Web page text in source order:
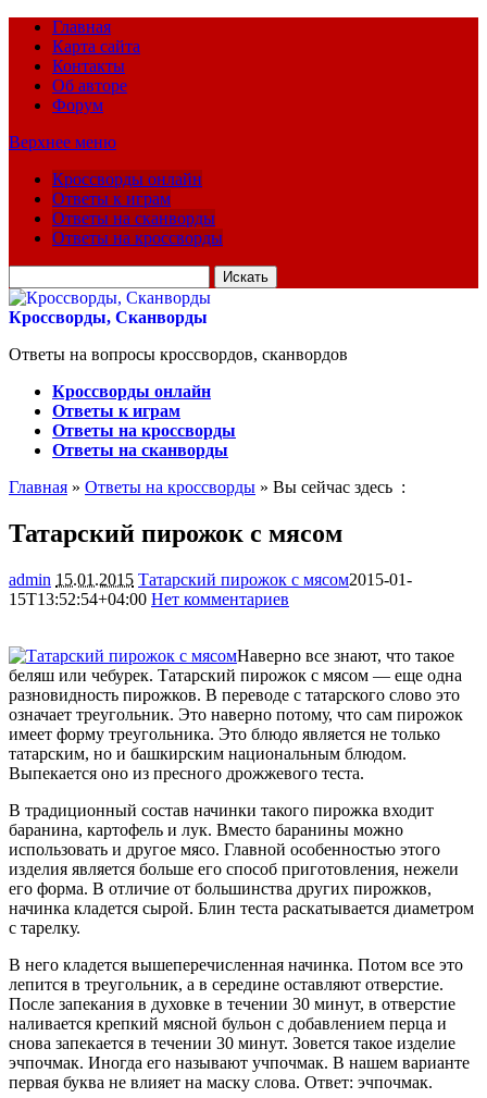
Главная
Карта сайта
Контакты
Об авторе
Форум
Верхнее меню
Кроссворды онлайн
Ответы к играм
Ответы на сканворды
Ответы на кроссворды
для:
Кроссворды, Сканворды
Ответы на вопросы кроссвордов, сканвордов
Кроссворды онлайн
Ответы к играм
Ответы на кроссворды
Ответы на сканворды
Главная » Ответы на кроссворды » Вы сейчас здесь :
Татарский пирожок с мясом
admin 15.01.2015 Татарский пирожок с мясом2015-01-
15T13:52:54+04:00 Нет комментариев
Наверно все знают, что такое
беляш или чебурек. Татарский пирожок с мясом — еще одна
разновидность пирожков. В переводе с татарского слово это
означает треугольник. Это наверно потому, что сам пирожок
имеет форму треугольника. Это блюдо является не только
татарским, но и башкирским национальным блюдом.
Выпекается оно из пресного дрожжевого теста.
В традиционный состав начинки такого пирожка входит
баранина, картофель и лук. Вместо баранины можно
использовать и другое мясо. Главной особенностью этого
изделия является больше его способ приготовления, нежели
его форма. В отличие от большинства других пирожков,
начинка кладется сырой. Блин теста раскатывается диаметром
с тарелку.
В него кладется вышеперечисленная начинка. Потом все это
лепится в треугольник, а в середине оставляют отверстие.
После запекания в духовке в течении 30 минут, в отверстие
наливается крепкий мясной бульон с добавлением перца и
снова запекается в течении 30 минут. Зовется такое изделие
эчпочмак. Иногда его называют учпочмак. В нашем варианте
первая буква не влияет на маску слова. Ответ: эчпочмак.